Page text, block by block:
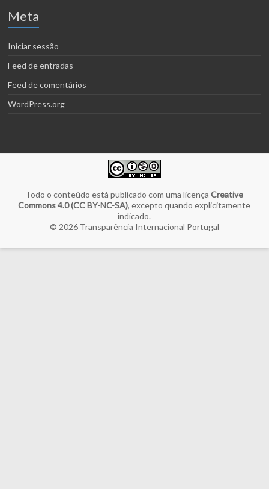
Meta
Iniciar sessão
Feed de entradas
Feed de comentários
WordPress.org
Todo o conteúdo está publicado com uma licençaCreative
Commons 4.0 (CC BY-NC-SA), excepto quando explicitamente
indicado.
© 2026 Transparência Internacional Portugal